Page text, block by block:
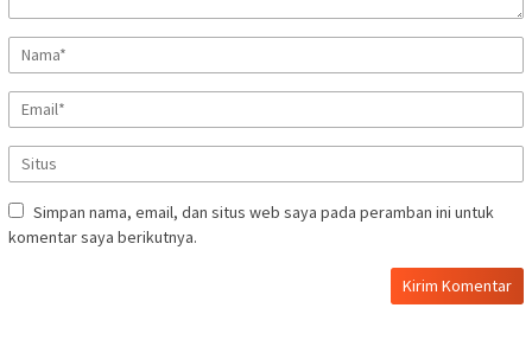
Simpan nama, email, dan situs web saya pada peramban ini untuk
komentar saya berikutnya.